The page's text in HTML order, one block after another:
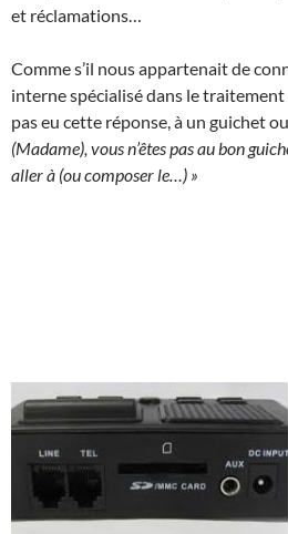
et réclamations…
Comme s’il nous appartenait de
interne spécialisé dans le traitement
pas eu cette réponse, à un guichet
(Madame), vous n’êtes pas au bon
aller à (ou composer le…) »